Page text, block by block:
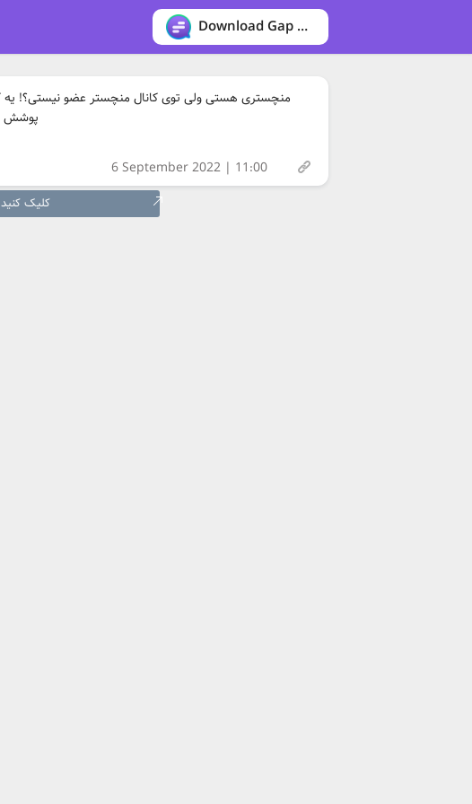
Download Gap messenger
منچستری هستی ولی توی کانال منچستر عضو نیستی؟! یه
پوشش
6 September 2022 | 11:00
کلیک کنید